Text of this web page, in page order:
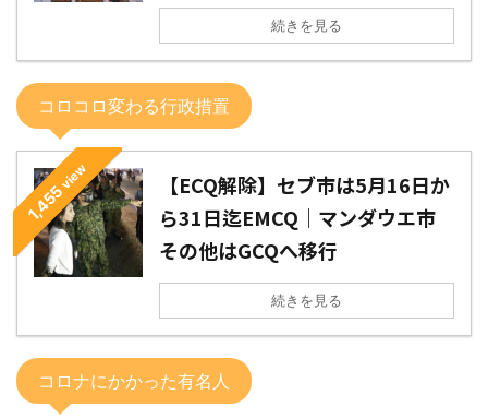
続きを見る
コロコロ変わる行政措置
1,455
view
【ECQ解除】セブ市は5月16日か
ら31日迄EMCQ｜マンダウエ市
その他はGCQへ移行
続きを見る
コロナにかかった有名人